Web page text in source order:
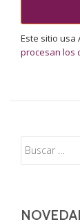
Este sitio usa
procesan los